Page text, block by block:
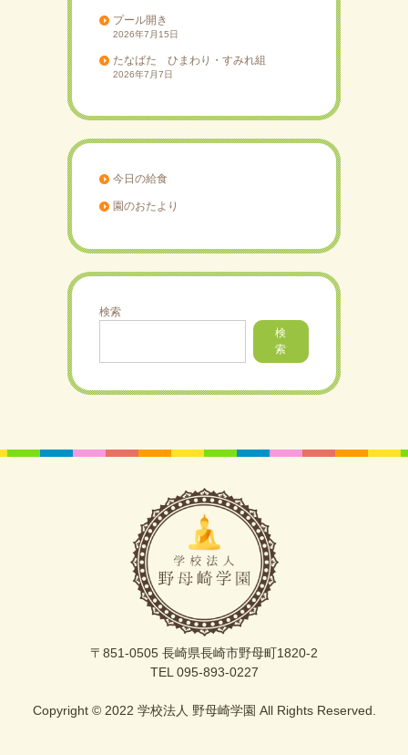
プール開き
2026年7月15日
たなばた ひまわり・すみれ組
2026年7月7日
今日の給食
園のおたより
検索
検
索
〒851-0505 長崎県長崎市野母町1820-2
TEL 095-893-0227
Copyright © 2022 学校法人 野母崎学園 All Rights Reserved.